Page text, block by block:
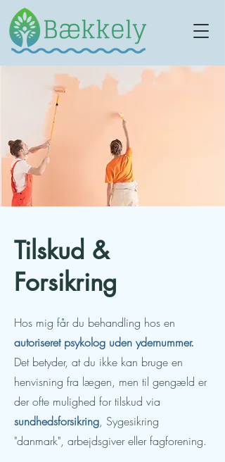
Tilskud &
Forsikring
Hos mig får du behandling hos en
autoriseret psykolog uden ydernummer.
Det betyder, at du ikke kan bruge en
henvisning fra lægen, men til gengæld er
der ofte mulighed for tilskud via
sundhedsforsikring, Sygesikring
"danmark", arbejdsgiver eller fagforening.